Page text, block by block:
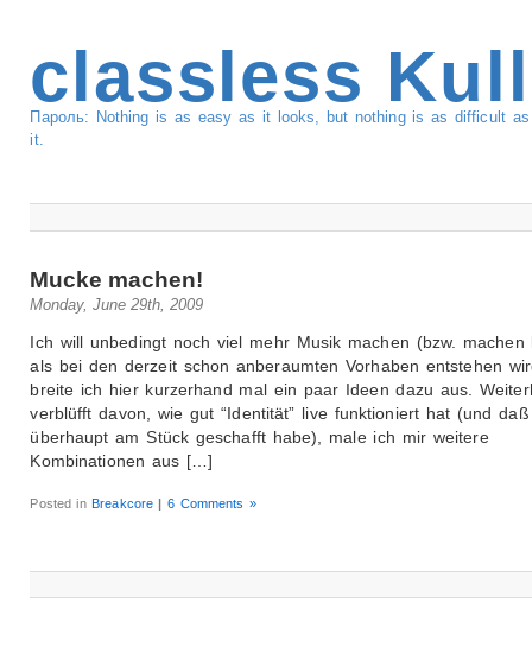
classless
Пароль: Nothing is as easy as it looks, but nothing is as difficult
it.
Mucke machen!
Monday, June 29th, 2009
Ich will unbedingt noch viel mehr Musik machen (bzw. machen
als bei den derzeit schon anberaumten Vorhaben entstehen
breite ich hier kurzerhand mal ein paar Ideen dazu aus.
verblüfft davon, wie gut “Identität” live funktioniert hat (und
überhaupt am Stück geschafft habe), male ich mir weitere
Kombinationen aus […]
Posted inBreakcore | 6 Comments »